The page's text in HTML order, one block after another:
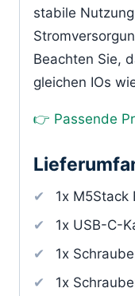
stabile
Beachten Sie,
gleichen IOs
👉 Passende
1x M5Stack
1x USB-C-
1x
1x